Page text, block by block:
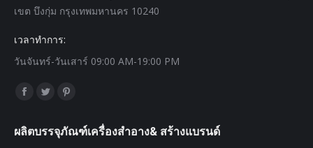
เขต บึงกุ่ม กรุงเทพมหานคร 10240
เวลาทำการ:
วันจันทร์-วันเสาร์ 09:00 AM-19:00 PM
Find us on:
Facebook
opens
Twitter
opens
Pinterest
opens
ผลิตบรรจุภัณฑ์เครื่องสำอาง& สร้างแบรนด์